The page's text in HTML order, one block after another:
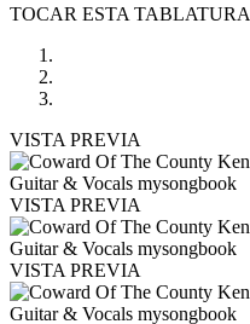
TOCAR ESTA TABLATURA
VISTA PREVIA
VISTA PREVIA
VISTA PREVIA